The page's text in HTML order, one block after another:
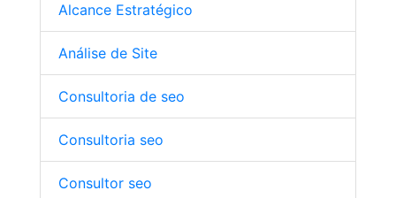
Alcance Estratégico
Análise de Site
Consultoria de seo
Consultoria seo
Consultor seo